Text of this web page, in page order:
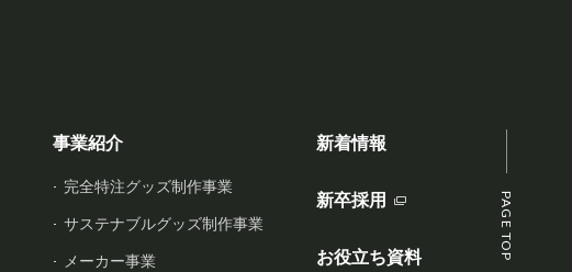
PAGE TOP
事業紹介
完全特注グッズ制作事業
サステナブルグッズ制作事業
メーカー事業
新着情報
新卒採用
お役立ち資料